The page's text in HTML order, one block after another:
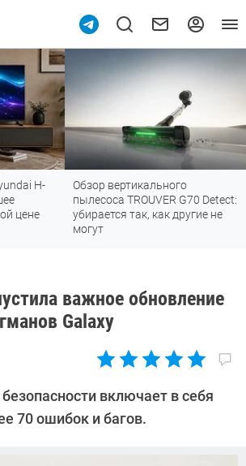
H-
цене
Обзор вертикального
пылесоса TROUVER G70 Detect:
убирается так, как другие не
могут
важное обновление
Galaxy
включает в себя
70 ошибок и багов.